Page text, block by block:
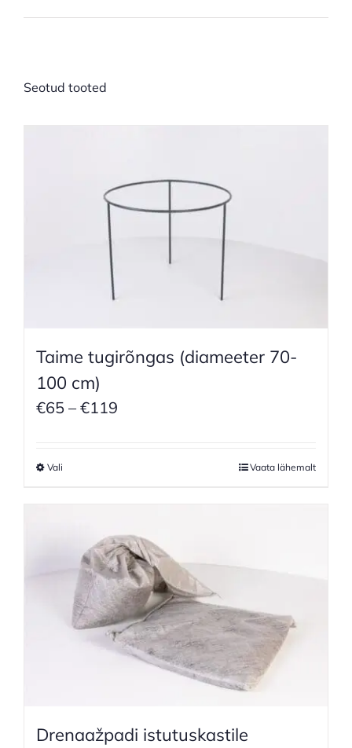
Seotud tooted
Taime tugirõngas (diameeter 70-
100 cm)
€65 – €119
Vali Vaata lähemalt
Drenaažpadi istutuskastile